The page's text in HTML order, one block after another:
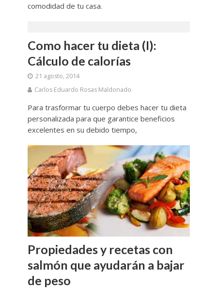
comodidad de tu casa.
Como hacer tu dieta (I):
Cálculo de calorías
21 agosto, 2014
Carlos Eduardo Rosas Maldonado
Para trasformar tu cuerpo debes hacer tu dieta
personalizada para que garantice beneficios
excelentes en su debido tiempo,
Propiedades y recetas con
salmón que ayudarán a bajar
de peso